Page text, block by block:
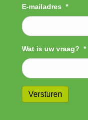
E-mailadres *
Wat is uw vraag? *